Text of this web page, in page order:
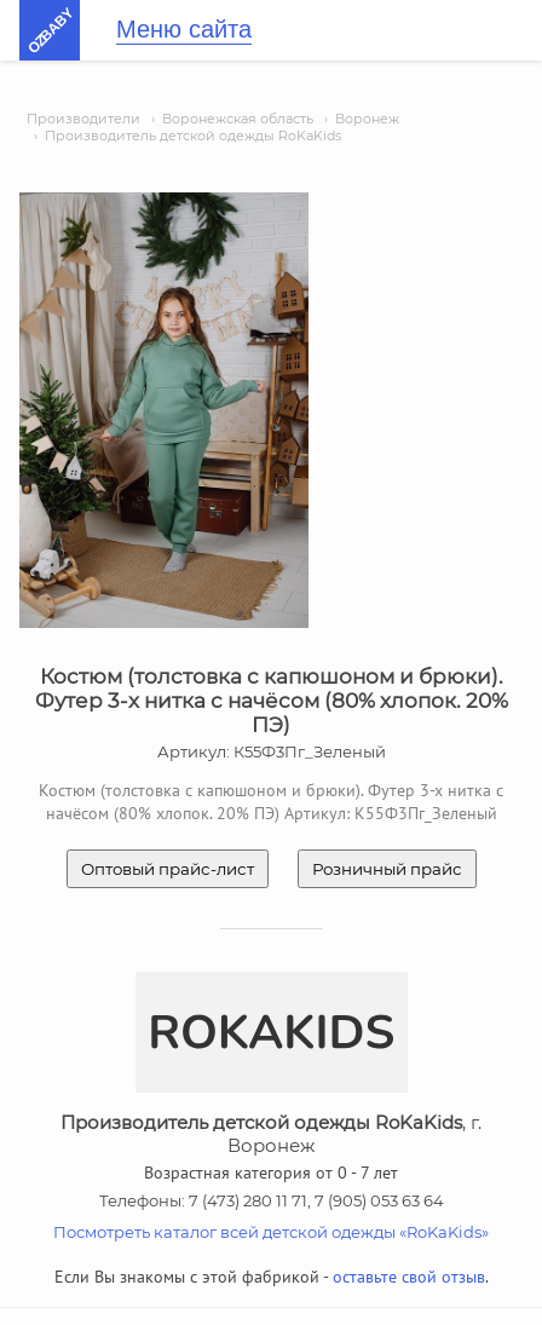
OZBABY Меню сайта
Производители › Воронежская область › Воронеж
› Производитель детской одежды RoKaKids
Костюм (толстовка с капюшоном и брюки).
Футер 3-х нитка с начёсом (80% хлопок. 20%
ПЭ)
Артикул: К55Ф3Пг_Зеленый
Костюм (толстовка с капюшоном и брюки). Футер 3-х нитка с
начёсом (80% хлопок. 20% ПЭ) Артикул: К55Ф3Пг_Зеленый
Оптовый прайс-лист Розничный прайс
Производитель детской одежды RoKaKids, г.
Воронеж
Возрастная категория от 0 - 7 лет
Телефоны: 7 (473) 280 11 71, 7 (905) 053 63 64
Посмотреть каталог всей детской одежды «RoKaKids»
Если Вы знакомы с этой фабрикой -оставьте свой отзыв.